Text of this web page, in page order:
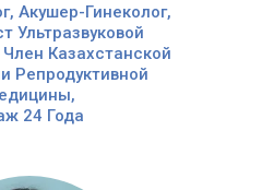
Акушер-Гинеколог,
Ультразвуковой
Казахстанской
Репродуктивной
24 Года